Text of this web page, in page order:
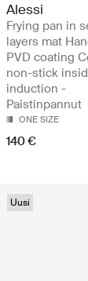
Alessi
Frying pan in
layers mat
PVD coating
non-stick
induction -
Paistinpannut
ONE SIZE
140 €
Uusi